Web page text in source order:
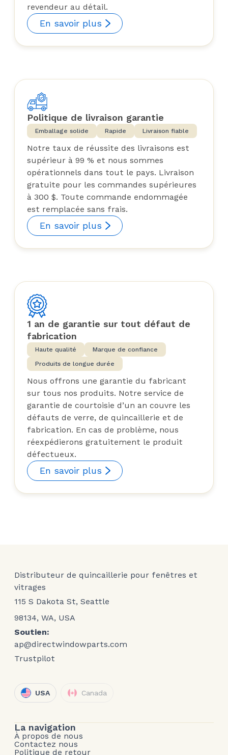
revendeur au détail.
En savoir plus
Politique de livraison garantie
Emballage solide Rapide Livraison fiable
Notre taux de réussite des livraisons est
supérieur à 99 % et nous sommes
opérationnels dans tout le pays. Livraison
gratuite pour les commandes supérieures
à 300 $. Toute commande endommagée
est remplacée sans frais.
En savoir plus
1 an de garantie sur tout défaut de
fabrication
Haute qualité
Marque de confiance
Produits de longue durée
Nous offrons une garantie du fabricant
sur tous nos produits. Notre service de
garantie de courtoisie d’un an couvre les
défauts de verre, de quincaillerie et de
fabrication. En cas de problème, nous
réexpédierons gratuitement le produit
défectueux.
En savoir plus
Distributeur de quincaillerie pour fenêtres et
vitrages
115 S Dakota St, Seattle
98134, WA, USA
Soutien:
ap@directwindowparts.com
Trustpilot
USA Canada
La navigation
À propos de nous
Contactez nous
Politique de retour